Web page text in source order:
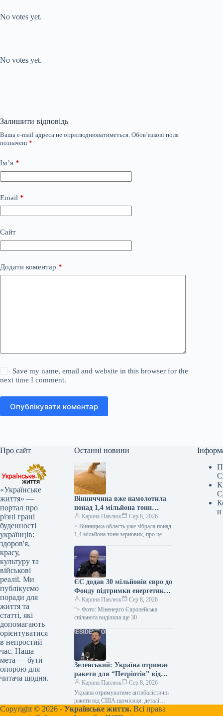
No votes yet.
No votes yet.
Залишити відповідь
Ваша e-mail адреса не оприлюднюватиметься. Обов’язкові поля
позначені *
Ім’я *
Email *
Сайт
Додати коментар *
Save my name, email and website in this browser for the
next time I comment.
Опублікувати коментар
Про сайт
«Українське
життя» —
портал про
різні грані
буденності
українців:
здоров'я,
красу,
культуру та
військові
реалії. Ми
публікуємо
поради для
життя та
статті, які
допомагають
орієнтуватися
в непростий
час. Наша
мета — бути
опорою для
читача щодня.
Останні новини
Вінниччина вже намолотила
понад 1,4 мільйона тонн
зерна, показавши
врожайність, вищу за
минулорічну, повідомляє
Карина Павлюк
Сер 8, 2026
> Вінницька область уже зібрала понад
1,4 мільйона тонн зернових, про це
військової адміністрації Наталя
Заболотна. “Жнива…
ЄС додав 30 мільйонів євро до
Фонду підтримки енергетики
України.
Карина Павлюк
Сер 8, 2026
“> Фото: Міненерго Європейська
спільнота виділила ще 30
Зеленський: Україна отримає
ракети для “Петріотів” від
США для захисту від
обстрілів
Карина Павлюк
Сер 8, 2026
Україна отримуватиме антибалістичні
ракети від США щомісяця: деталі
постачання Україна підтримує
и
Copyright © 2026 - Українське життя. Всі права